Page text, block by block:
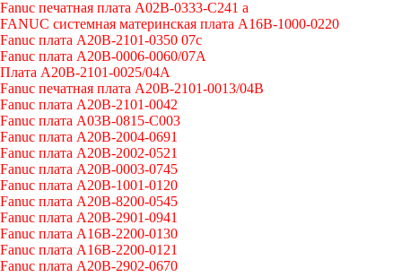
Fanuc печатная плата A02B-0333-C241 a
FANUC системная материнская плата A16B-1000-0220
Fanuc плата A20B-2101-0350 07c
Fanuc плата A20B-0006-0060/07A
Плата A20B-2101-0025/04A
Fanuc печатная плата A20B-2101-0013/04B
Fanuc плата A20B-2101-0042
Fanuc плата A03B-0815-C003
Fanuc плата A20B-2004-0691
Fanuc плата A20B-2002-0521
Fanuc плата A20B-0003-0745
Fanuc плата A20B-1001-0120
Fanuc плата A20B-8200-0545
Fanuc плата A20B-2901-0941
Fanuc плата A16B-2200-0130
Fanuc плата A16B-2200-0121
Fanuc плата A20B-2902-0670